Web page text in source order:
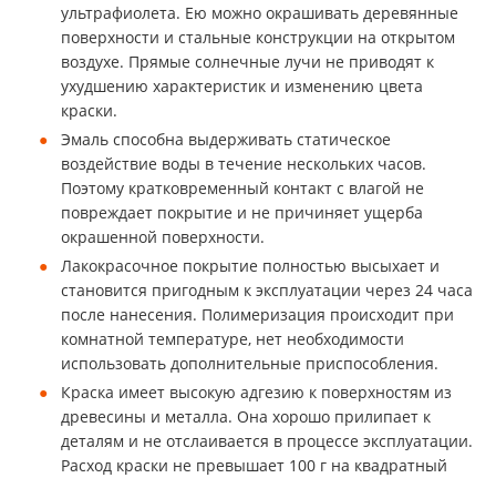
ультрафиолета. Ею можно окрашивать деревянные
поверхности и стальные конструкции на открытом
воздухе. Прямые солнечные лучи не приводят к
ухудшению характеристик и изменению цвета
краски.
Эмаль способна выдерживать статическое
воздействие воды в течение нескольких часов.
Поэтому кратковременный контакт с влагой не
повреждает покрытие и не причиняет ущерба
окрашенной поверхности.
Лакокрасочное покрытие полностью высыхает и
становится пригодным к эксплуатации через 24 часа
после нанесения. Полимеризация происходит при
комнатной температуре, нет необходимости
использовать дополнительные приспособления.
Краска имеет высокую адгезию к поверхностям из
древесины и металла. Она хорошо прилипает к
деталям и не отслаивается в процессе эксплуатации.
Расход краски не превышает 100 г на квадратный